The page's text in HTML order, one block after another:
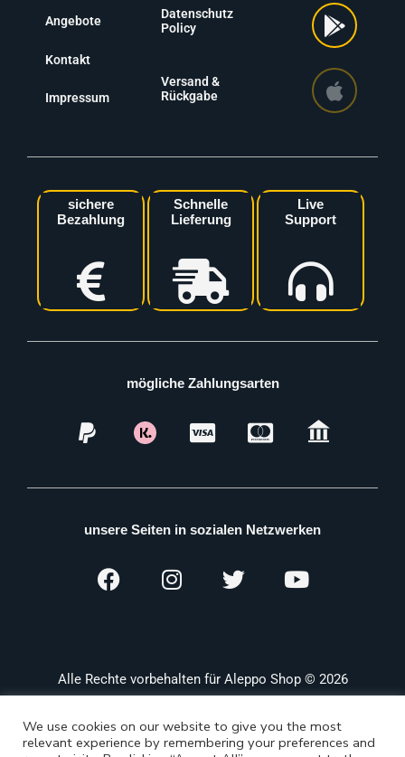
Angebote
Kontakt
Impressum
Datenschutz
Policy
Versand &
Rückgabe
sichere
Bezahlung
Schnelle
Lieferung
Live
Support
mögliche Zahlungsarten
unsere Seiten in sozialen Netzwerken
Alle Rechte vorbehalten für Aleppo Shop © 2026
We use cookies on our website to give you the most
relevant experience by remembering your preferences and